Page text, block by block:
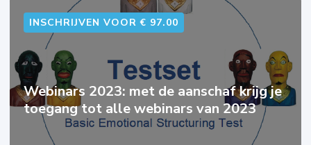
INSCHRIJVEN VOOR € 97.00
Webinars 2023: met de aanschaf krijg je
toegang tot alle webinars van 2023